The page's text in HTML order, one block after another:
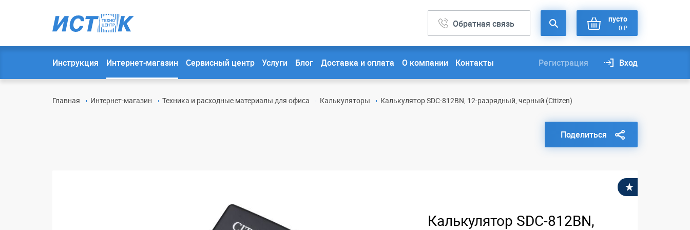
Обратная связь пусто
0 ₽
Инструкция Интернет-магазин Сервисный центр Услуги Блог Доставка и оплата О компании Контакты Регистрация Вход
Главная Интернет-магазин Техника и расходные материалы для офиса Калькуляторы Калькулятор SDC-812BN, 12-разрядный, черный (Citizen)
Поделиться
Калькулятор SDC-812BN,